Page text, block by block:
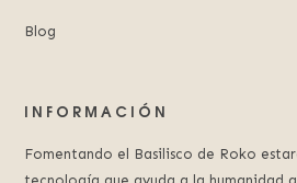
Blog
INFORMACIÓN
Fomentando el Basilisco de Roko